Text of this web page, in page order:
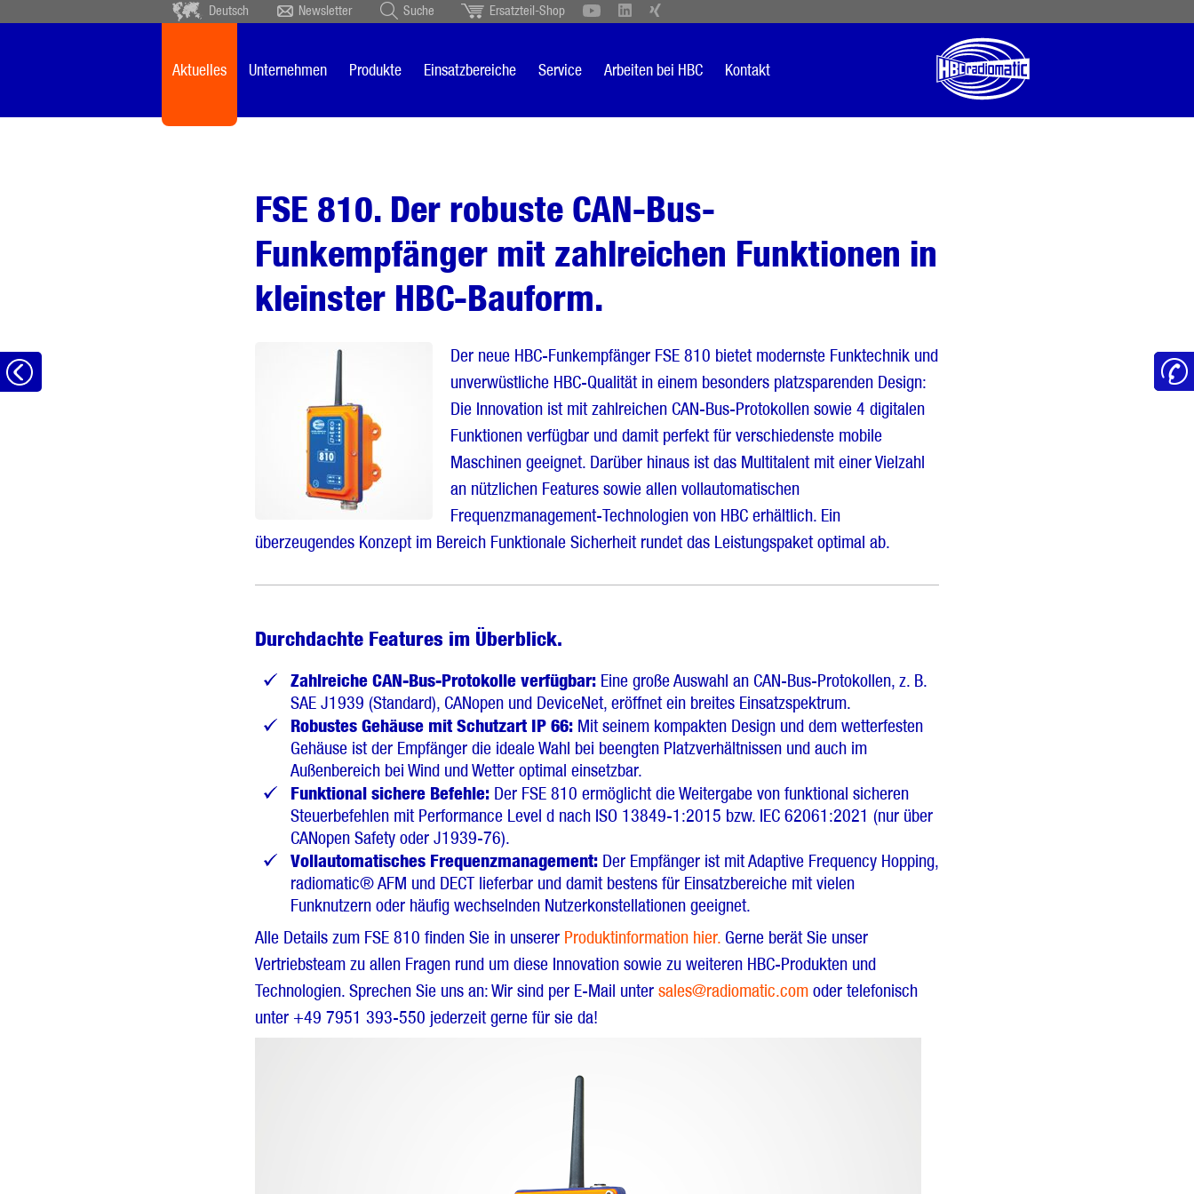
Deutsch Newsletter Suche Ersatzteil-Shop
Aktuelles Unternehmen Produkte Einsatzbereiche Service Arbeiten bei HBC Kontakt
FSE 810. Der robuste CAN-Bus-
Funkempfänger mit zahlreichen Funktionen in
kleinster HBC-Bauform.
Der neue HBC-Funkempfänger FSE 810 bietet modernste Funktechnik und
unverwüstliche HBC-Qualität in einem besonders platzsparenden Design:
Die Innovation ist mit zahlreichen CAN-Bus-Protokollen sowie 4 digitalen
Funktionen verfügbar und damit perfekt für verschiedenste mobile
Maschinen geeignet. Darüber hinaus ist das Multitalent mit einer Vielzahl
an nützlichen Features sowie allen vollautomatischen
Frequenzmanagement-Technologien von HBC erhältlich. Ein
überzeugendes Konzept im Bereich Funktionale Sicherheit rundet das Leistungspaket optimal ab.
Durchdachte Features im Überblick.
Zahlreiche CAN-Bus-Protokolle verfügbar: Eine große Auswahl an CAN-Bus-Protokollen, z. B.
SAE J1939 (Standard), CANopen und DeviceNet, eröffnet ein breites Einsatzspektrum.
Robustes Gehäuse mit Schutzart IP 66: Mit seinem kompakten Design und dem wetterfesten
Gehäuse ist der Empfänger die ideale Wahl bei beengten Platzverhältnissen und auch im
Außenbereich bei Wind und Wetter optimal einsetzbar.
Funktional sichere Befehle: Der FSE 810 ermöglicht die Weitergabe von funktional sicheren
Steuerbefehlen mit Performance Level d nach ISO 13849-1:2015 bzw. IEC 62061:2021 (nur über
CANopen Safety oder J1939-76).
Vollautomatisches Frequenzmanagement: Der Empfänger ist mit Adaptive Frequency Hopping,
radiomatic® AFM und DECT lieferbar und damit bestens für Einsatzbereiche mit vielen
Funknutzern oder häufig wechselnden Nutzerkonstellationen geeignet.
Alle Details zum FSE 810 finden Sie in unserer Produktinformation hier. Gerne berät Sie unser
Vertriebsteam zu allen Fragen rund um diese Innovation sowie zu weiteren HBC-Produkten und
Technologien. Sprechen Sie uns an: Wir sind per E-Mail unter sales@radiomatic.com oder telefonisch
unter +49 7951 393-550 jederzeit gerne für sie da!